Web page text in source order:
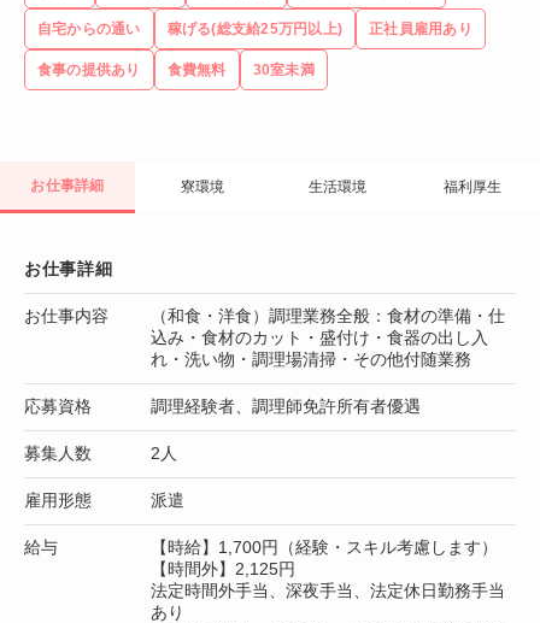
自宅からの通い 稼げる(総支給25万円以上) 正社員雇用あり
食事の提供あり 食費無料 30室未満
お仕事詳細 寮環境 生活環境 福利厚生
お仕事詳細
お仕事内容
（和食・洋食）調理業務全般：食材の準備・仕
込み・食材のカット・盛付け・食器の出し入
れ・洗い物・調理場清掃・その他付随業務
応募資格 調理経験者、調理師免許所有者優遇
募集人数 2人
雇用形態 派遣
給与
【時給】1,700円（経験・スキル考慮します）
【時間外】2,125円
法定時間外手当、深夜手当、法定休日勤務手当
あり